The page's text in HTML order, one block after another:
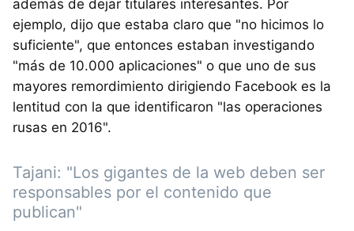
además de dejar titulares interesantes. Por
ejemplo, dijo que estaba claro que "no hicimos lo
suficiente", que entonces estaban investigando
"más de 10.000 aplicaciones" o que uno de sus
mayores remordimiento dirigiendo Facebook es la
lentitud con la que identificaron "las operaciones
rusas en 2016".
Tajani: "Los gigantes de la web deben ser
responsables por el contenido que
publican"